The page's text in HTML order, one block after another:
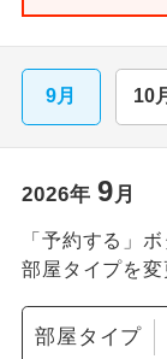
9月 10
2026年 9月
「予約する」
部屋タイプを変
部屋タイプ